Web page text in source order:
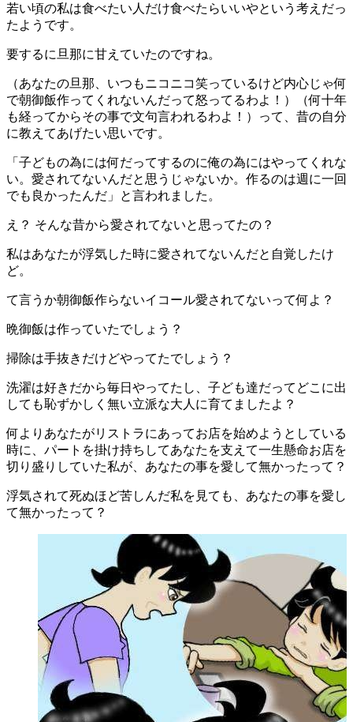
若い頃の私は食べたい人だけ食べたらいいやという考えだっ
たようです。
要するに旦那に甘えていたのですね。
（あなたの旦那、いつもニコニコ笑っているけど内心じゃ何
で朝御飯作ってくれないんだって怒ってるわよ！）（何十年
も経ってからその事で文句言われるわよ！）って、昔の自分
に教えてあげたい思いです。
「子どもの為には何だってするのに俺の為にはやってくれな
い。愛されてないんだと思うじゃないか。作るのは週に一回
でも良かったんだ」と言われました。
え？ そんな昔から愛されてないと思ってたの？
私はあなたが浮気した時に愛されてないんだと自覚したけ
ど。
て言うか朝御飯作らないイコール愛されてないって何よ？
晩御飯は作っていたでしょう？
掃除は手抜きだけどやってたでしょう？
洗濯は好きだから毎日やってたし、子ども達だってどこに出
しても恥ずかしく無い立派な大人に育てましたよ？
何よりあなたがリストラにあってお店を始めようとしている
時に、パートを掛け持ちしてあなたを支えて一生懸命お店を
切り盛りしていた私が、あなたの事を愛して無かったって？
浮気されて死ぬほど苦しんだ私を見ても、あなたの事を愛し
て無かったって？